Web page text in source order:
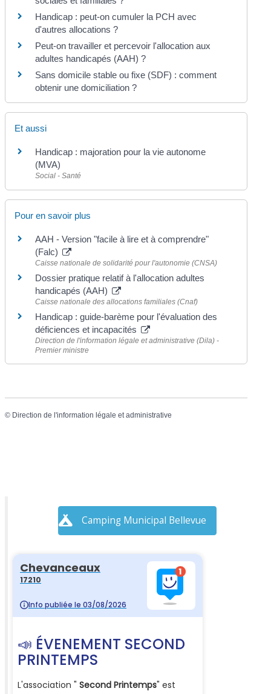
Handicap : peut-on cumuler la PCH avec
d'autres allocations ?
Peut-on travailler et percevoir l'allocation aux
adultes handicapés (AAH) ?
Sans domicile stable ou fixe (SDF) : comment
obtenir une domiciliation ?
Et aussi
Handicap : majoration pour la vie autonome
(MVA)
Social - Santé
Pour en savoir plus
AAH - Version "facile à lire et à comprendre"
(Falc)
Caisse nationale de solidarité pour l'autonomie (CNSA)
Dossier pratique relatif à l'allocation adultes
handicapés (AAH)
Caisse nationale des allocations familiales (Cnaf)
Handicap : guide-barème pour l'évaluation des
déficiences et incapacités
Direction de l'information légale et administrative (Dila) -
Premier ministre
© Direction de l'information légale et administrative
Camping Municipal Bellevue